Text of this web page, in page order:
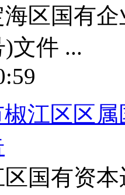
海区国有
文件 ...
江区区
国有资